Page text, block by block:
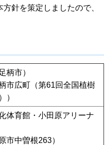
針を策定しましたので、
柄市）
市広町（第61回全国植樹
）
体育館・小田原アリーナ
市中曽根263）